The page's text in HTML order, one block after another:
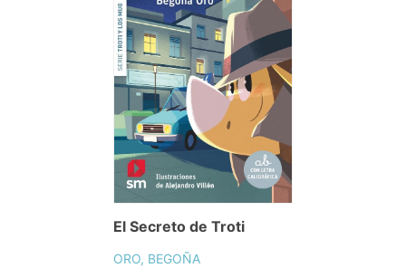
El Secreto de Troti
ORO, BEGOÑA